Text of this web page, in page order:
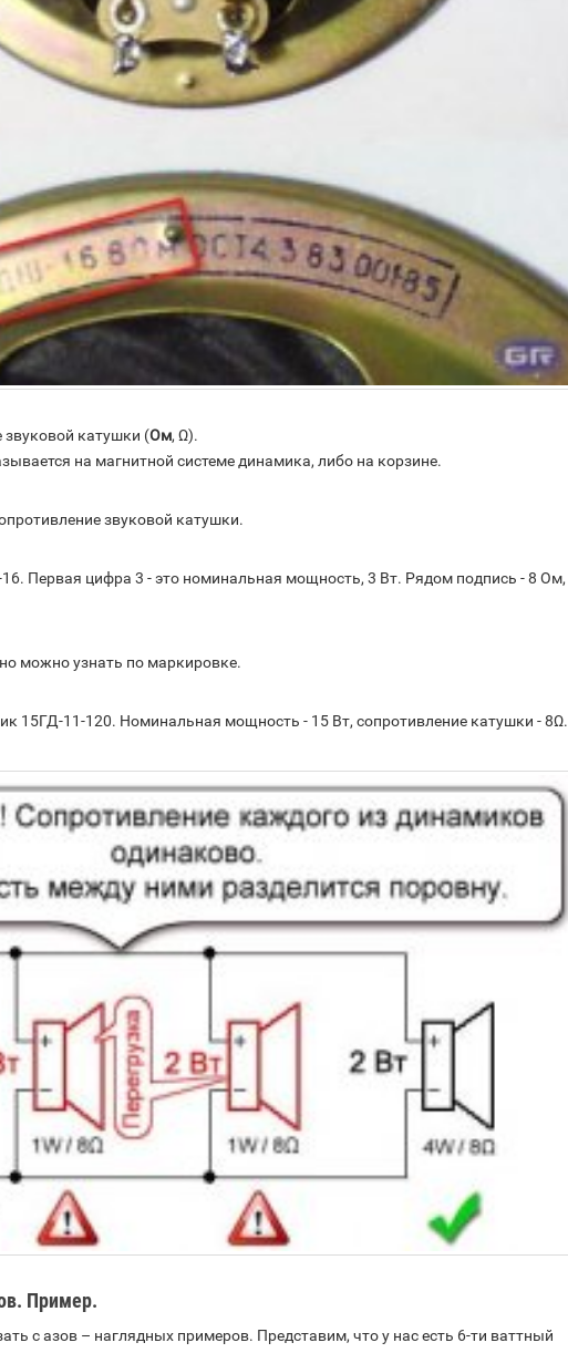
звуковой катушки (Ом, Ω).
на магнитной системе динамика, либо на корзине.
звуковой катушки.
Первая цифра 3 - это номинальная мощность, 3 Вт. Рядом подпись - 8 Ом,
можно узнать по маркировке.
15ГД-11-120. Номинальная мощность - 15 Вт, сопротивление катушки - 8Ω.
Пример.
с азов – наглядных примеров. Представим, что у нас есть 6-ти ваттный